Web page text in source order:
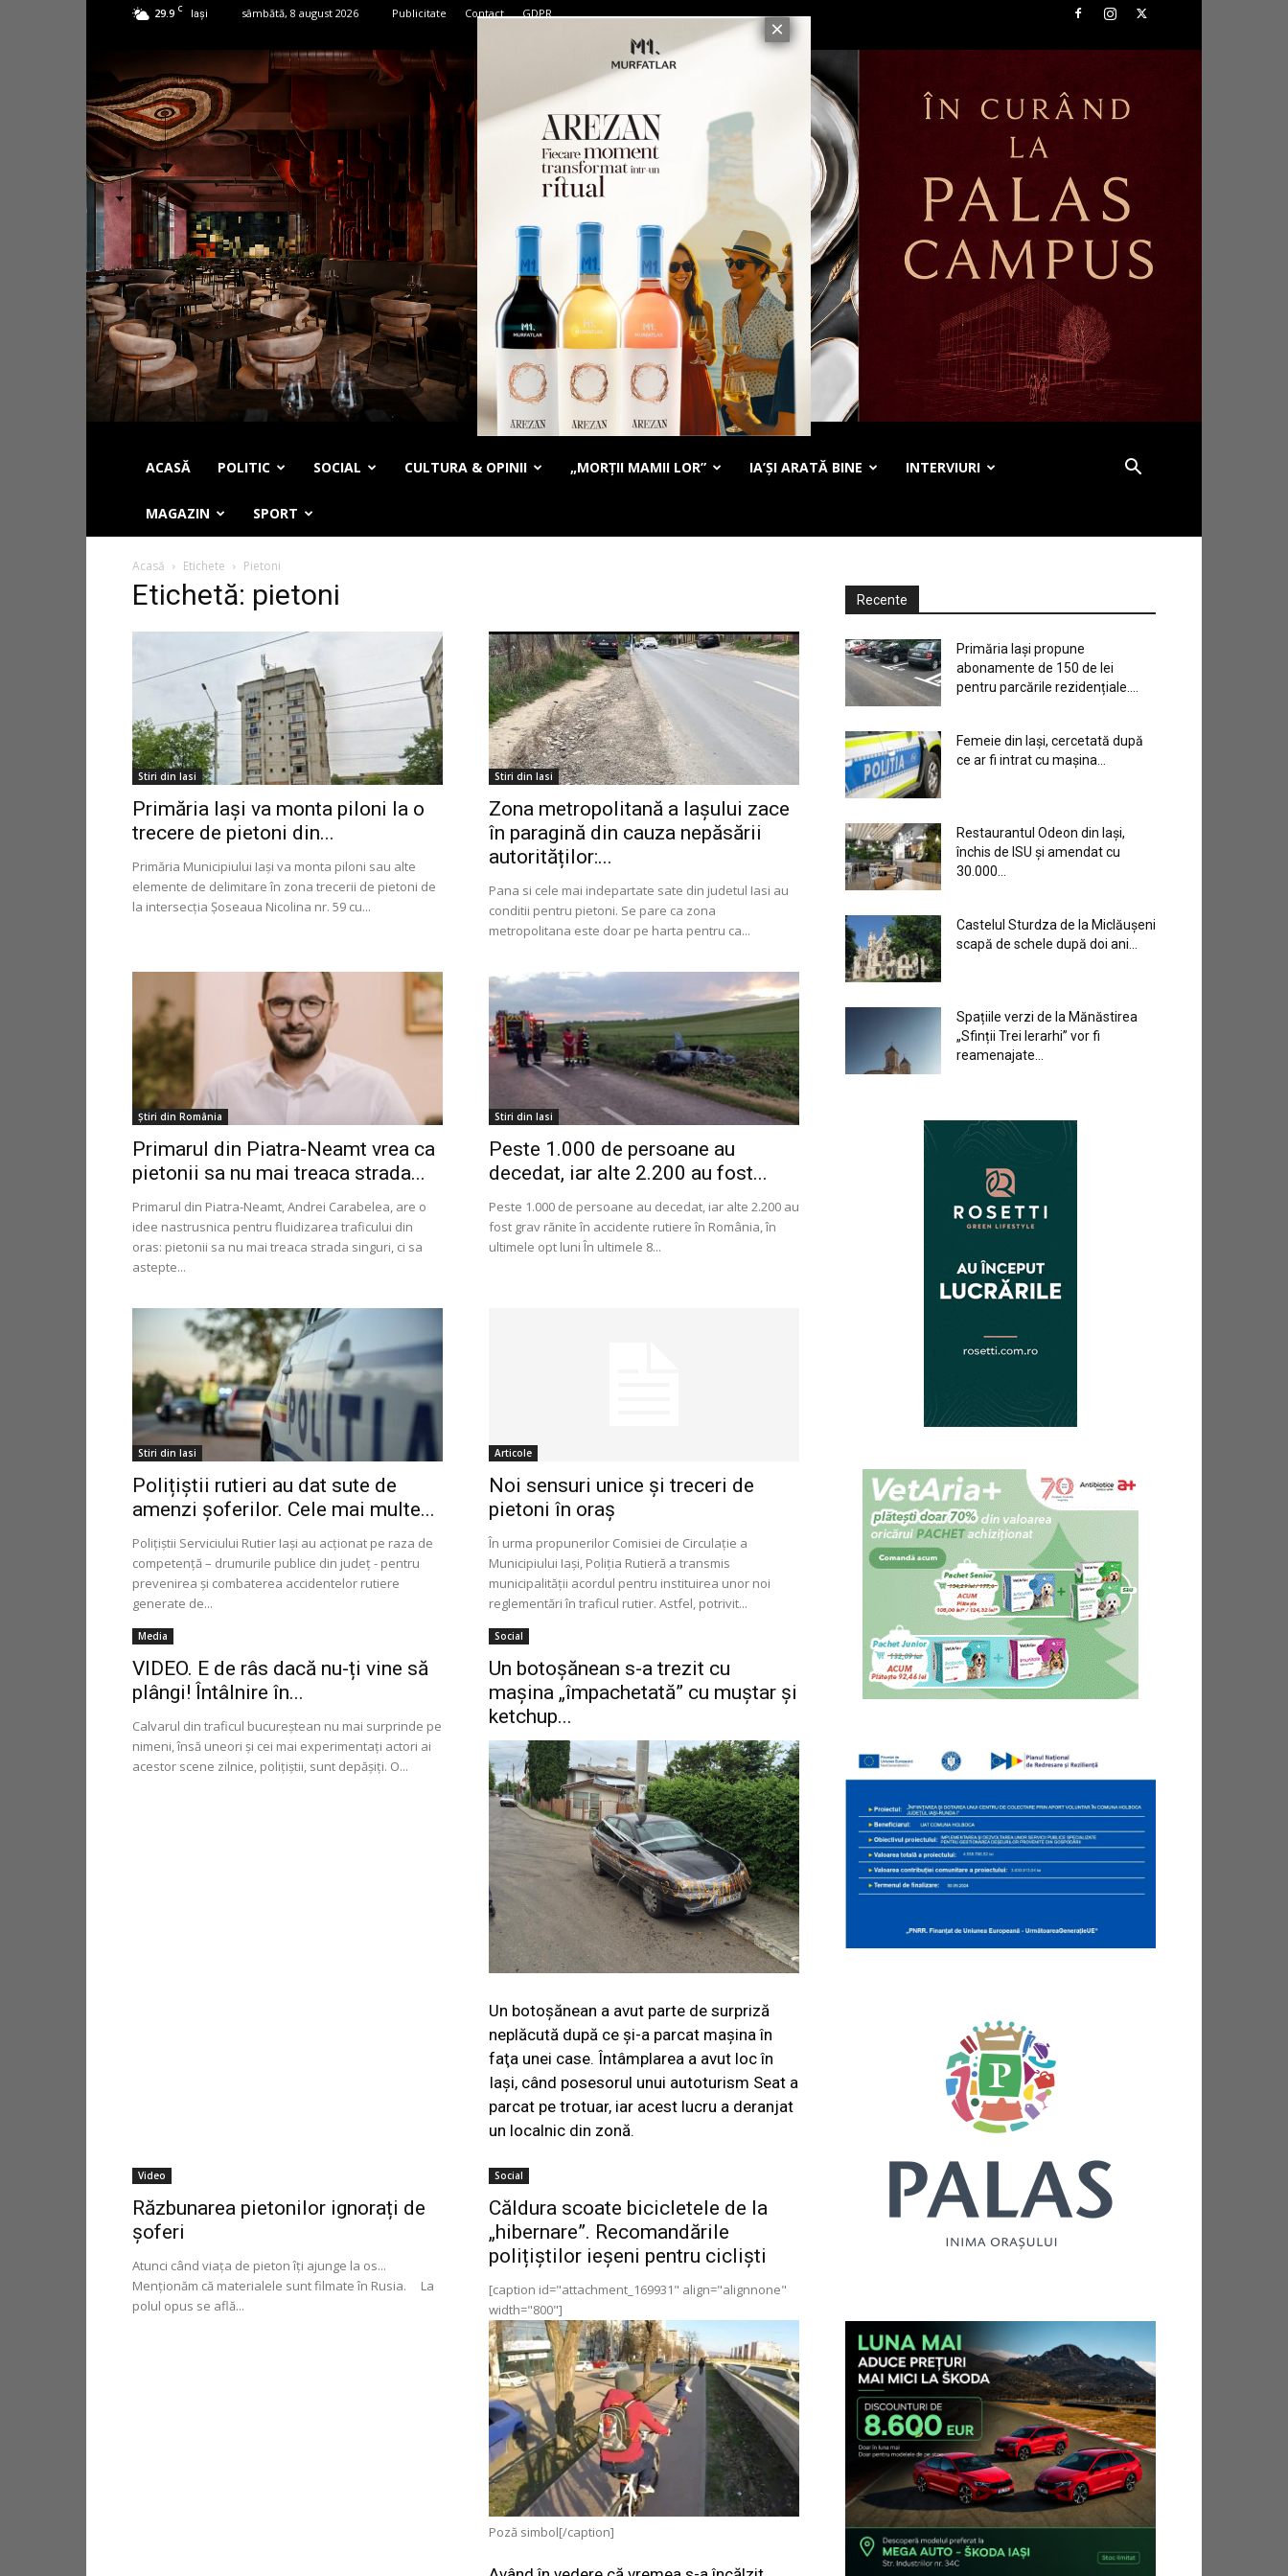
29.9 C Iași sâmbătă, 8 august 2026 Publicitate Contact GDPR
ACASĂ POLITIC SOCIAL CULTURA & OPINII „MORȚII MAMII LOR” IA’ȘI ARATĂ BINE INTERVIURI
MAGAZIN SPORT
Acasă Etichete Pietoni
Etichetă: pietoni
Stiri din Iasi
Primăria Iași va monta piloni la o
trecere de pietoni din...
Primăria Municipiului Iași va monta piloni sau alte
elemente de delimitare în zona trecerii de pietoni de
la intersecția Șoseaua Nicolina nr. 59 cu...
Stiri din Iasi
Zona metropolitană a Iașului zace
în paragină din cauza nepăsării
autorităților:...
Pana si cele mai indepartate sate din judetul Iasi au
conditii pentru pietoni. Se pare ca zona
metropolitana este doar pe harta pentru ca...
Știri din România
Primarul din Piatra-Neamt vrea ca
pietonii sa nu mai treaca strada...
Primarul din Piatra-Neamt, Andrei Carabelea, are o
idee nastrusnica pentru fluidizarea traficului din
oras: pietonii sa nu mai treaca strada singuri, ci sa
astepte...
Stiri din Iasi
Peste 1.000 de persoane au
decedat, iar alte 2.200 au fost...
Peste 1.000 de persoane au decedat, iar alte 2.200 au
fost grav rănite în accidente rutiere în România, în
ultimele opt luni În ultimele 8...
Stiri din Iasi
Polițiștii rutieri au dat sute de
amenzi șoferilor. Cele mai multe...
Poliţiştii Serviciului Rutier Iaşi au acţionat pe raza de
competenţă – drumurile publice din judeţ - pentru
prevenirea şi combaterea accidentelor rutiere
generate de...
Articole
Noi sensuri unice și treceri de
pietoni în oraș
În urma propunerilor Comisiei de Circulație a
Municipiului Iași, Poliția Rutieră a transmis
municipalității acordul pentru instituirea unor noi
reglementări în traficul rutier. Astfel, potrivit...
Media
VIDEO. E de râs dacă nu-ți vine să
plângi! Întâlnire în...
Calvarul din traficul bucureştean nu mai surprinde pe
nimeni, însă uneori şi cei mai experimentaţi actori ai
acestor scene zilnice, poliţiştii, sunt depăşiţi. O...
Social
Un botoşănean s-a trezit cu
maşina „împachetată” cu muştar şi
ketchup...
Un botoşănean a avut parte de surpriză
neplăcută după ce şi-a parcat maşina în
faţa unei case. Întâmplarea a avut loc în
Iaşi, când posesorul unui autoturism Seat a
parcat pe trotuar, iar acest lucru a deranjat
un localnic din zonă.
Video
Răzbunarea pietonilor ignorați de
șoferi
Atunci când viața de pieton îți ajunge la os...
Menționăm că materialele sunt filmate în Rusia. La
polul opus se află...
Social
Căldura scoate bicicletele de la
„hibernare”. Recomandările
polițiștilor ieșeni pentru cicliști
[caption id="attachment_169931" align="alignnone"
width="800"]
Poză simbol[/caption]
Recente
Primăria Iași propune
abonamente de 150 de lei
pentru parcările rezidențiale....
Femeie din Iași, cercetată după
ce ar fi intrat cu mașina...
Restaurantul Odeon din Iași,
închis de ISU și amendat cu
30.000...
Castelul Sturdza de la Miclăușeni
scapă de schele după doi ani...
Spațiile verzi de la Mănăstirea
„Sfinții Trei Ierarhi” vor fi
reamenajate...